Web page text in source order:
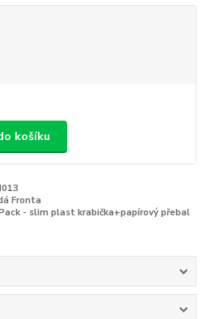
košíku
Fronta
- slim plast krabička+papírový přebal